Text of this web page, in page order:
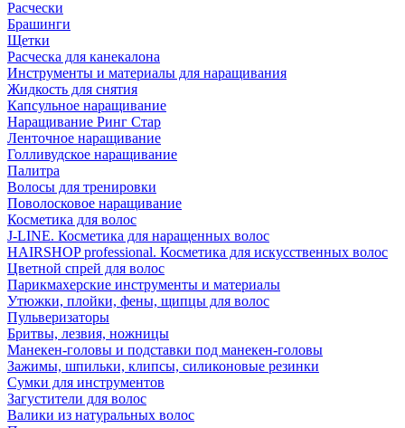
Расчески
Брашинги
Щетки
Расческа для канекалона
Инструменты и материалы для наращивания
Жидкость для снятия
Капсульное наращивание
Наращивание Ринг Стар
Ленточное наращивание
Голливудское наращивание
Палитра
Волосы для тренировки
Поволосковое наращивание
Косметика для волос
J-LINE. Косметика для наращенных волос
HAIRSHOP professional. Косметика для искусственных волос
Цветной спрей для волос
Парикмахерские инструменты и материалы
Утюжки, плойки, фены, щипцы для волос
Пульверизаторы
Бритвы, лезвия, ножницы
Манекен-головы и подставки под манекен-головы
Зажимы, шпильки, клипсы, силиконовые резинки
Сумки для инструментов
Загустители для волос
Валики из натуральных волос